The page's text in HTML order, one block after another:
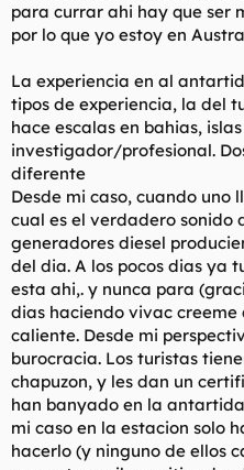
para currar ahi hay que ser
por lo que yo estoy en
La experiencia en al
tipos de experiencia, la del
hace escalas en bahias,
investigador/profesional.
diferente
Desde mi caso, cuando
cual es el verdadero sonido
generadores diesel
del dia. A los pocos dias ya
esta ahi,. y nunca para
dias haciendo vivac creeme
caliente. Desde mi
burocracia. Los turistas
chapuzon, y les dan un
han banyado en la
mi caso en la estacion solo
hacerlo (y ninguno de ellos